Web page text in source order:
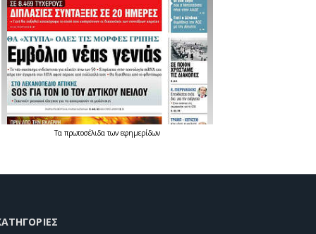
Τα πρωτοσέλιδατων εφημερίδων